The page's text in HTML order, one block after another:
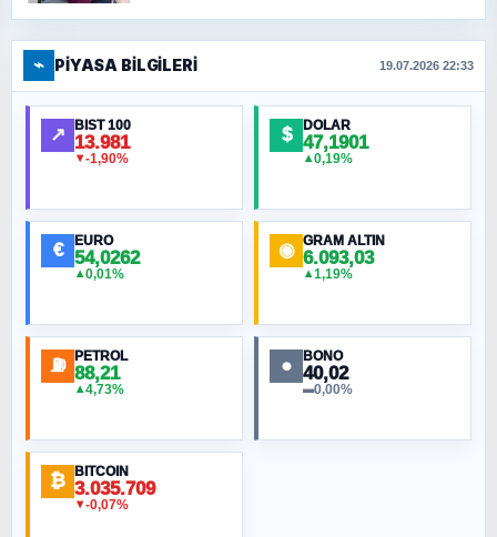
⌁ PIYASA BILGILERI 19.07.2026 22:33
↗ BIST 100
13.981
▼-1,90%
$ DOLAR
47,1901
▲0,19%
€ EURO
54,0262
▲0,01%
◉ GRAM ALTIN
6.093,03
▲1,19%
⛽ PETROL
88,21
▲4,73%
● BONO
40,02
▬0,00%
₿ BITCOIN
3.035.709
▼-0,07%